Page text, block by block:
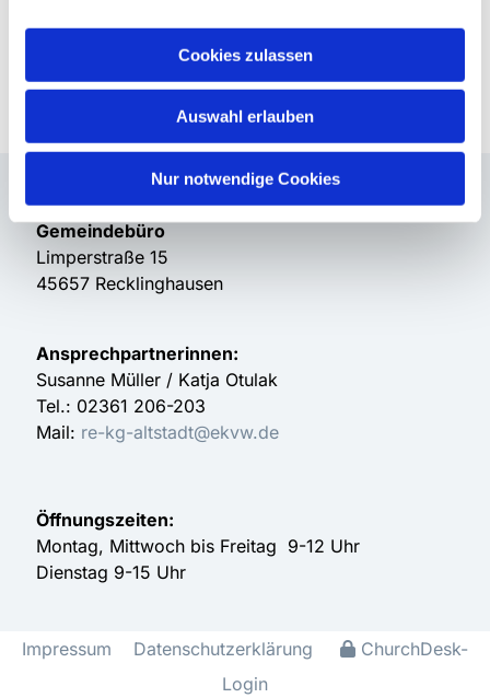
Cookies zulassen
Auswahl erlauben
Nur notwendige Cookies
Haben Sie Fragen?
Gemeindebüro
Limperstraße 15
45657 Recklinghausen
Ansprechpartnerinnen:
Susanne Müller / Katja Otulak
Tel.: 02361 206-203
Mail: re-kg-altstadt@ekvw.de
Öffnungszeiten:
Montag, Mittwoch bis Freitag 9-12 Uhr
Dienstag 9-15 Uhr
Impressum Datenschutzerklärung
ChurchDesk-
Login